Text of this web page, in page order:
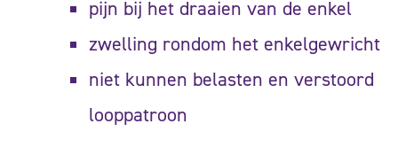
pijn bij het draaien van de enkel
zwelling rondom het enkelgewricht
niet kunnen belasten en verstoord
looppatroon